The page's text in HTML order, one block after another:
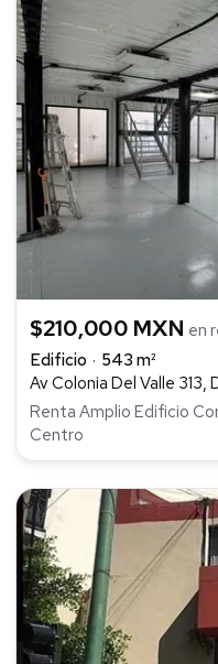
$210,000 MXN en
Edificio
543 m²
Av Colonia Del Valle
Renta Amplio Edificio
Centro